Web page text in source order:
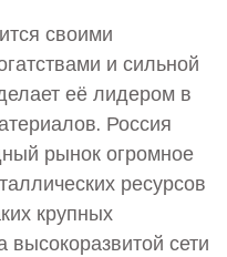
своими
и сильной
её лидером в
Россия
рынок огромное
ресурсов
крупных
высокоразвитой сети